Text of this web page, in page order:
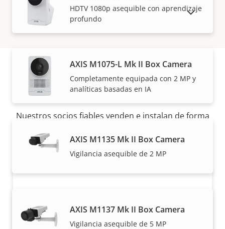
HDTV 1080p asequible con aprendizaje
profundo
AXIS M1075-L Mk II Box Camera
Completamente equipada con 2 MP y
analíticas basadas en IA
AXIS M1135 Mk II Box Camera
Vigilancia asequible de 2 MP
AXIS M1137 Mk II Box Camera
Vigilancia asequible de 5 MP
MOSTRAR PRODUCTOS DESCATALOGADOS
Cómo comprar
Nuestros socios fiables venden e instalan de forma
individuales.